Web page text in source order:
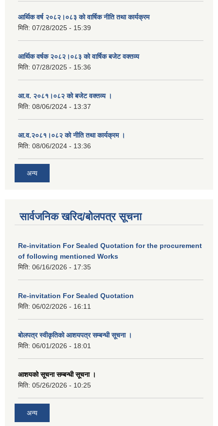
आर्थिक वर्ष २०८२।०८३ को वार्षिक नीति तथा कार्यक्रम
मिति: 07/28/2025 - 15:39
आर्थिक वर्षक २०८२।०८३ को वार्षिक बजेट वक्तव्य
मिति: 07/28/2025 - 15:36
आ.व. २०८१।०८२ को बजेट वक्तव्य ।
मिति: 08/06/2024 - 13:37
आ.व.२०८१।०८२ को नीति तथा कार्यक्रम ।
मिति: 08/06/2024 - 13:36
अन्य
सार्वजनिक खरिद/बोलपत्र सूचना
Re-invitation For Sealed Quotation for the procurement
of following mentioned Works
मिति: 06/16/2026 - 17:35
Re-invitation For Sealed Quotation
मिति: 06/02/2026 - 16:11
बोलपत्र स्वीकृतिको आशयपत्र सम्बन्धी सूचना ।
मिति: 06/01/2026 - 18:01
आशयको सूचना सम्बन्धी सूचना ।
मिति: 05/26/2026 - 10:25
अन्य